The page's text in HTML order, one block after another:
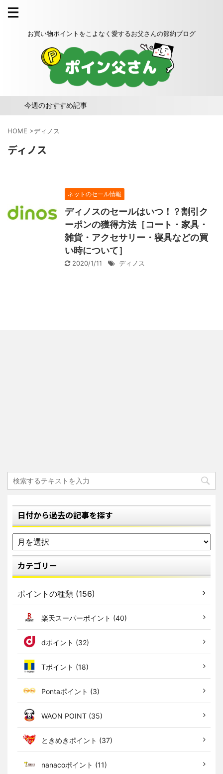
お買い物ポイントをこよなく愛するお父さんの節約ブログ
今週のおすすめ記事
HOME >ディノス
ディノス
ネットのセール情報
ディノスのセールはいつ！？割引ク
ーポンの獲得方法［コート・家具・
雑貨・アクセサリー・寝具などの買
い時について］
2020/1/11 ディノス
日付から過去の記事を探す
カテゴリー
ポイントの種類 (156)
楽天スーパーポイント (40)
dポイント (32)
Tポイント (18)
Pontaポイント (3)
WAON POINT (35)
ときめきポイント (37)
nanacoポイント (11)